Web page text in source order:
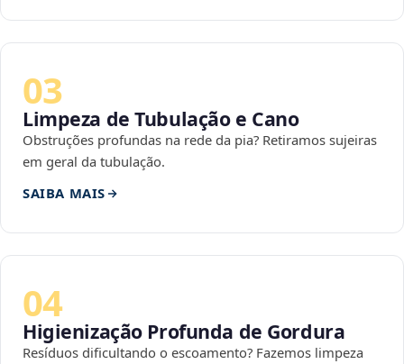
03
Limpeza de Tubulação e Cano
Obstruções profundas na rede da pia? Retiramos sujeiras
em geral da tubulação.
SAIBA MAIS
04
Higienização Profunda de Gordura
Resíduos dificultando o escoamento? Fazemos limpeza